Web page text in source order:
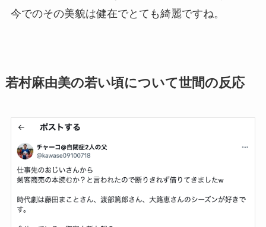
今でのその美貌は健在でとても綺麗ですね。
若村麻由美の若い頃について世間の反応